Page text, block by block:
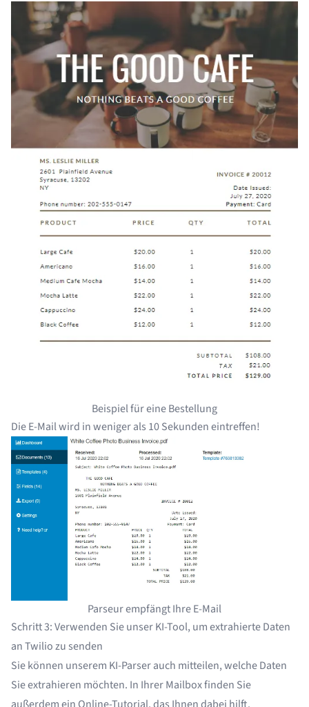
Beispiel für eine Bestellung
Die E-Mail wird in weniger als 10 Sekunden eintreffen!
Parseur empfängt Ihre E-Mail
Schritt 3: Verwenden Sie unser KI-Tool, um extrahierte Daten
an Twilio zu senden
Sie können unserem KI-Parser auch mitteilen, welche Daten
Sie extrahieren möchten. In Ihrer Mailbox finden Sie